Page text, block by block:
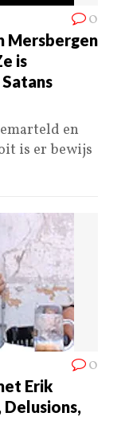
0
Mersbergen
is
en
is er bewijs
0
Erik
Delusions,